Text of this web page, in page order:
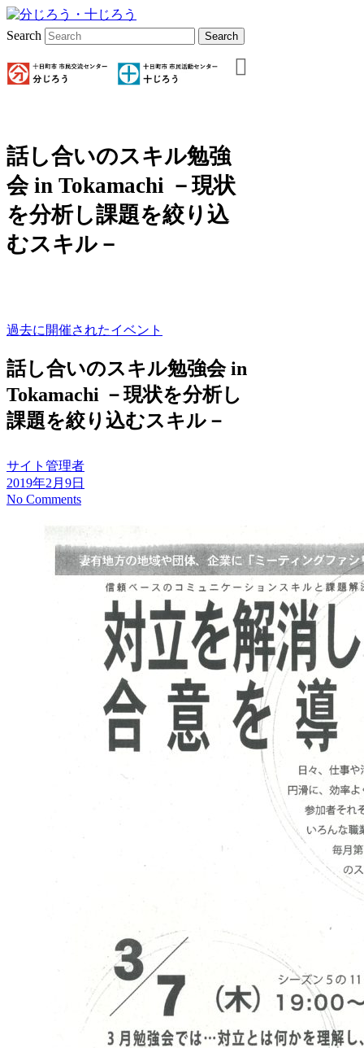
Search
話し合いのスキル勉強
会 in Tokamachi －現状
を分析し課題を絞り込
むスキル－
過去に開催されたイベント
話し合いのスキル勉強会 in
Tokamachi －現状を分析し
課題を絞り込むスキル－
サイト管理者
2019年2月9日
No Comments